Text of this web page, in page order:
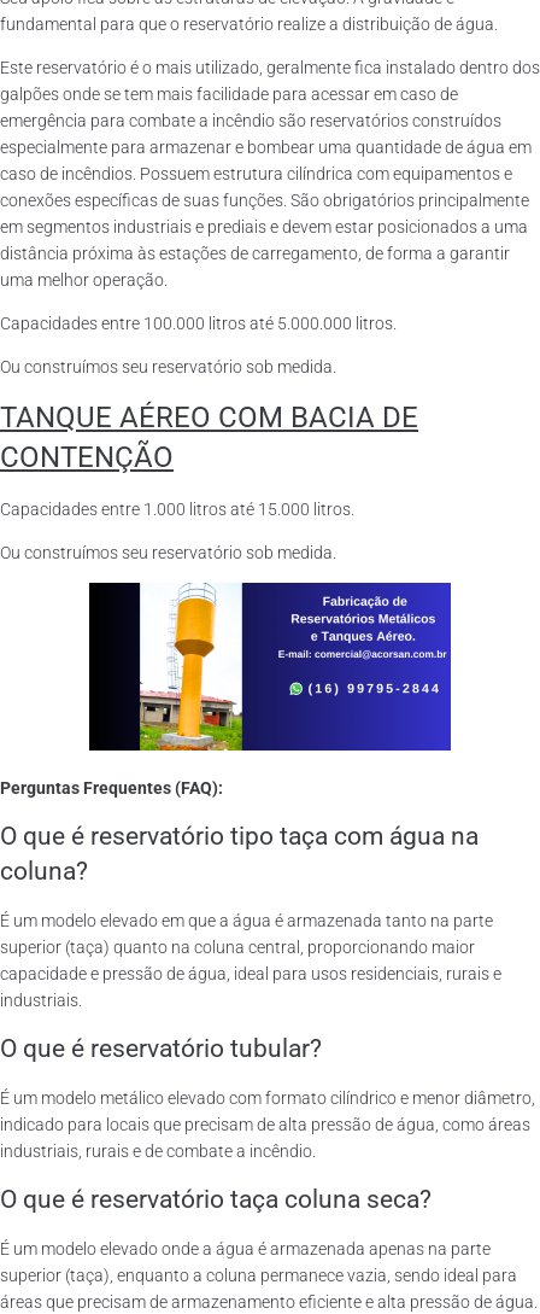
fundamental para que o reservatório realize a distribuição de água.
Este reservatório é o mais utilizado, geralmente fica instalado dentro dos
galpões onde se tem mais facilidade para acessar em caso de
emergência para combate a incêndio são reservatórios construídos
especialmente para armazenar e bombear uma quantidade de água em
caso de incêndios. Possuem estrutura cilíndrica com equipamentos e
conexões específicas de suas funções. São obrigatórios principalmente
em segmentos industriais e prediais e devem estar posicionados a uma
distância próxima às estações de carregamento, de forma a garantir
uma melhor operação.
Capacidades entre 100.000 litros até 5.000.000 litros.
Ou construímos seu reservatório sob medida.
TANQUE AÉREO COM BACIA DE
CONTENÇÃO
Capacidades entre 1.000 litros até 15.000 litros.
Ou construímos seu reservatório sob medida.
Perguntas Frequentes (FAQ):
O que é reservatório tipo taça com água na
coluna?
É um modelo elevado em que a água é armazenada tanto na parte
superior (taça) quanto na coluna central, proporcionando maior
capacidade e pressão de água, ideal para usos residenciais, rurais e
industriais.
O que é reservatório tubular?
É um modelo metálico elevado com formato cilíndrico e menor diâmetro,
indicado para locais que precisam de alta pressão de água, como áreas
industriais, rurais e de combate a incêndio.
O que é reservatório taça coluna seca?
É um modelo elevado onde a água é armazenada apenas na parte
superior (taça), enquanto a coluna permanece vazia, sendo ideal para
áreas que precisam de armazenamento eficiente e alta pressão de água.